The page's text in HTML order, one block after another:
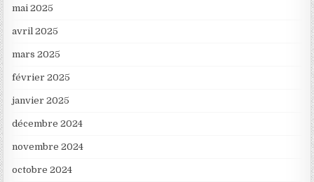
mai 2025
avril 2025
mars 2025
février 2025
janvier 2025
décembre 2024
novembre 2024
octobre 2024